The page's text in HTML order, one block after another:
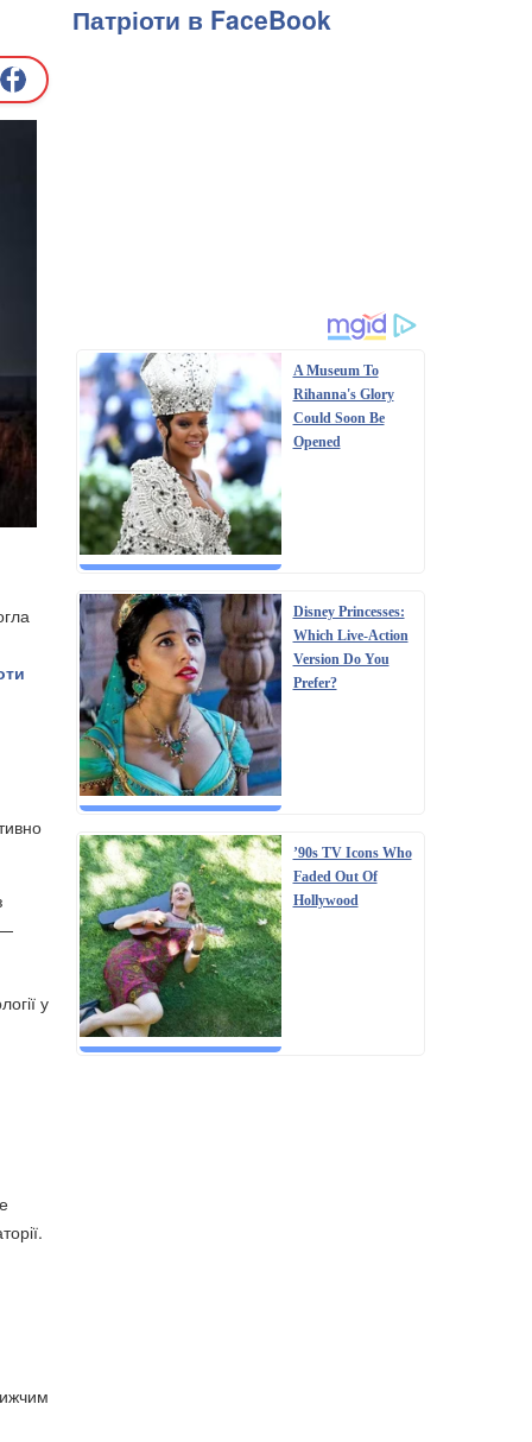
—
у
Патріоти в FaceBook
A Museum To
Rihanna's Glory
Could Soon Be
Opened
Disney Princesses:
Which Live-Action
Version Do You
Prefer?
’90s TV Icons Who
Faded Out Of
Hollywood